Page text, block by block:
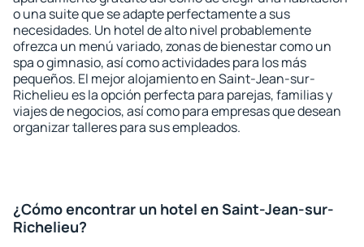
o una suite que se adapte perfectamente a sus
necesidades. Un hotel de alto nivel probablemente
ofrezca un menú variado, zonas de bienestar como un
spa o gimnasio, así como actividades para los más
pequeños. El mejor alojamiento en Saint-Jean-sur-
Richelieu es la opción perfecta para parejas, familias y
viajes de negocios, así como para empresas que desean
organizar talleres para sus empleados.
¿Cómo encontrar un hotel en Saint-Jean-sur-
Richelieu?